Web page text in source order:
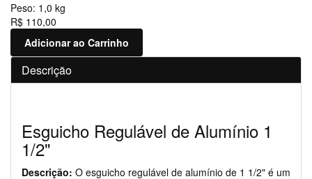
Peso: 1,0 kg
R$ 110,00
Adicionar ao Carrinho
Descrição
Esguicho Regulável de Alumínio 1
1/2"
Descrição: O esguicho regulável de alumínio de 1 1/2" é um